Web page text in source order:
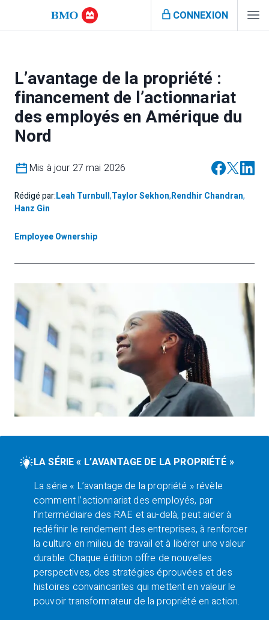
CONNEXION
L’avantage de la propriété :
financement de l’actionnariat
des employés en Amérique du
Nord
Mis à jour 27 mai 2026
Rédigé par:Leah Turnbull,Taylor Sekhon,Rendhir Chandran,
Hanz Gin
Employee Ownership
LA SÉRIE « L’AVANTAGE DE LA PROPRIÉTÉ »
La série « L’avantage de la propriété » révèle
comment l’actionnariat des employés, par
l’intermédiaire des RAE et au-delà, peut aider à
redéfinir le rendement des entreprises, à renforcer
la culture en milieu de travail et à libérer une valeur
durable. Chaque édition offre de nouvelles
perspectives, des stratégies éprouvées et des
histoires convaincantes qui mettent en valeur le
pouvoir transformateur de la propriété en action.